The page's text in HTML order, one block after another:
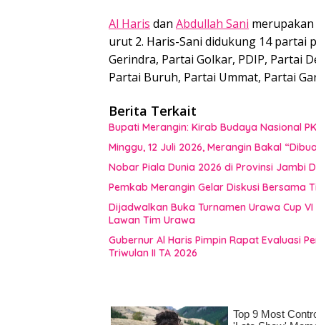
Al Haris dan Abdullah Sani
urut 2. Haris-Sani didukung 14 partai
Gerindra, Partai Golkar, PDIP, Partai
Partai Buruh, Partai Ummat, Partai
Berita Terkait
Bupati Merangin: Kirab Budaya Nasional
Minggu, 12 Juli 2026, Merangin Bakal
Nobar Piala Dunia 2026 di Provinsi Jambi
Pemkab Merangin Gelar Diskusi Bersama
Dijadwalkan Buka Turnamen Urawa Cup
Lawan Tim Urawa
Gubernur Al Haris Pimpin Rapat Evaluasi
Triwulan II TA 2026